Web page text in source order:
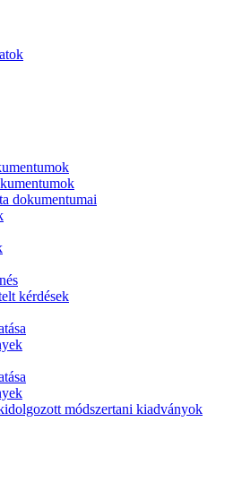
dokumentumai
kérdések
módszertani kiadványok